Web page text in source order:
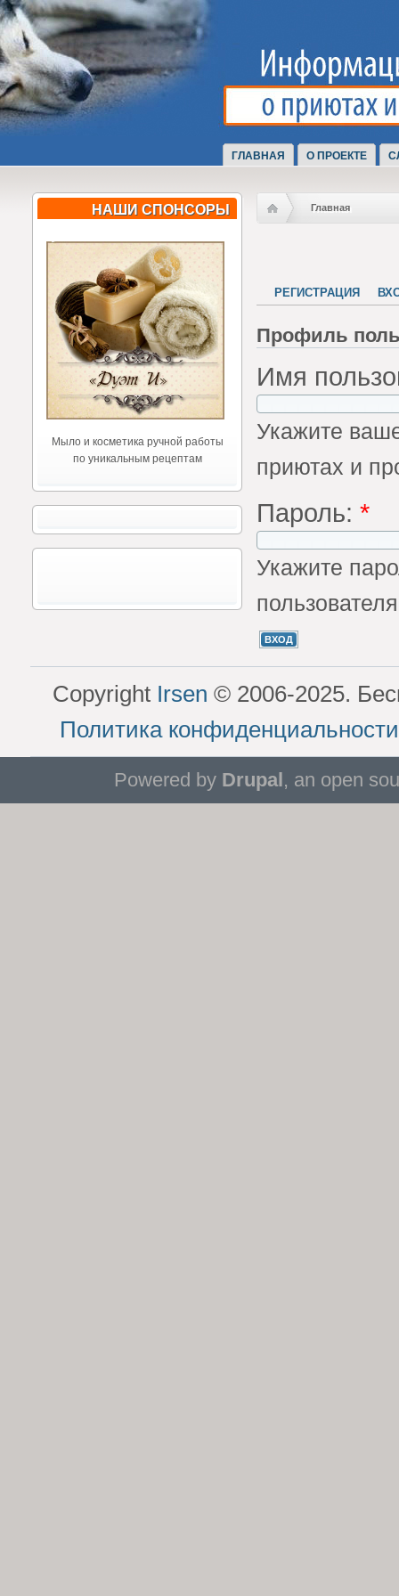
ГЛАВНАЯ О ПРОЕКТЕ
НАШИ СПОНСОРЫ
Мыло и косметика ручной работы
по уникальным рецептам
Главная
РЕГИСТРАЦИЯ
Профиль
Имя
Укажите
приютах и
Пароль: *
Укажите
Copyright Irsen © 2006-2025.
Политика
Powered by Drupal, an open